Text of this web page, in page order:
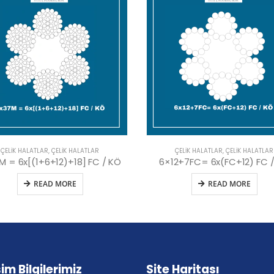
ÇELIK HALATLAR, ÇELIK HALATLAR
6x(FC+12) FC / KÖ
READ MORE
ÇELIK HALATLAR, ÇELIK HALATLAR
READ MORE
Bilgilerimiz Site Haritası